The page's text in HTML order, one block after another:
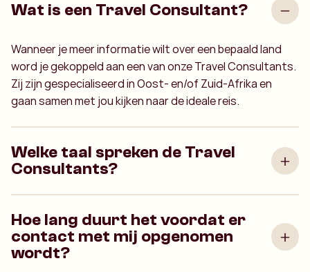
Wat is een Travel Consultant?
Wanneer je meer informatie wilt over een bepaald land
word je gekoppeld aan een van onze Travel Consultants.
Zij zijn gespecialiseerd in Oost- en/of Zuid-Afrika en
gaan samen met jou kijken naar de ideale reis.
Welke taal spreken de Travel
Consultants?
Hoe lang duurt het voordat er
contact met mij opgenomen
wordt?